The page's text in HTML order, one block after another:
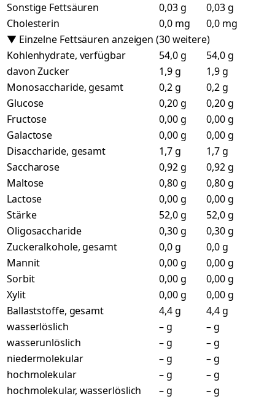
Sonstige Fettsäuren
0,03 g
0,03 g
Cholesterin
0,0 mg
0,0 mg
▼ Einzelne Fettsäuren anzeigen (30 weitere)
Kohlenhydrate, verfügbar
54,0 g
54,0 g
davon Zucker
1,9 g
1,9 g
Monosaccharide, gesamt
0,2 g
0,2 g
Glucose
0,20 g
0,20 g
Fructose
0,00 g
0,00 g
Galactose
0,00 g
0,00 g
Disaccharide, gesamt
1,7 g
1,7 g
Saccharose
0,92 g
0,92 g
Maltose
0,80 g
0,80 g
Lactose
0,00 g
0,00 g
Stärke
52,0 g
52,0 g
Oligosaccharide
0,30 g
0,30 g
Zuckeralkohole, gesamt
0,0 g
0,0 g
Mannit
0,00 g
0,00 g
Sorbit
0,00 g
0,00 g
Xylit
0,00 g
0,00 g
Ballaststoffe, gesamt
4,4 g
4,4 g
wasserlöslich
– g
– g
wasserunlöslich
– g
– g
niedermolekular
– g
– g
hochmolekular
– g
– g
hochmolekular, wasserlöslich
– g
– g